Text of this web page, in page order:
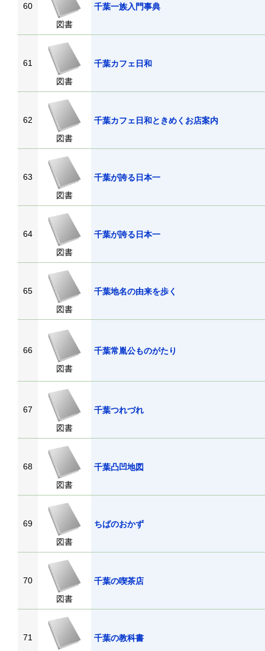
60
図書
千葉一族入門事典
61
図書
千葉カフェ日和
62
図書
千葉カフェ日和ときめくお店案内
63
図書
千葉が誇る日本一
64
図書
千葉が誇る日本一
65
図書
千葉地名の由来を歩く
66
図書
千葉常胤公ものがたり
67
図書
千葉つれづれ
68
図書
千葉凸凹地図
69
図書
ちばのおかず
70
図書
千葉の喫茶店
71 千葉の教科書